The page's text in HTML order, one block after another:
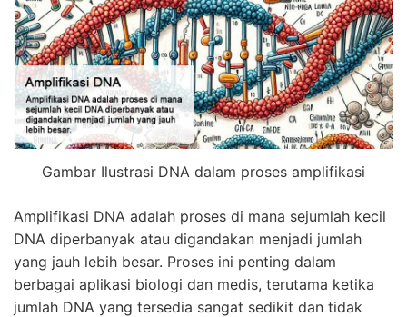
Gambar Ilustrasi DNA dalam proses amplifikasi
Amplifikasi DNA adalah proses di mana sejumlah kecil
DNA diperbanyak atau digandakan menjadi jumlah
yang jauh lebih besar. Proses ini penting dalam
berbagai aplikasi biologi dan medis, terutama ketika
jumlah DNA yang tersedia sangat sedikit dan tidak